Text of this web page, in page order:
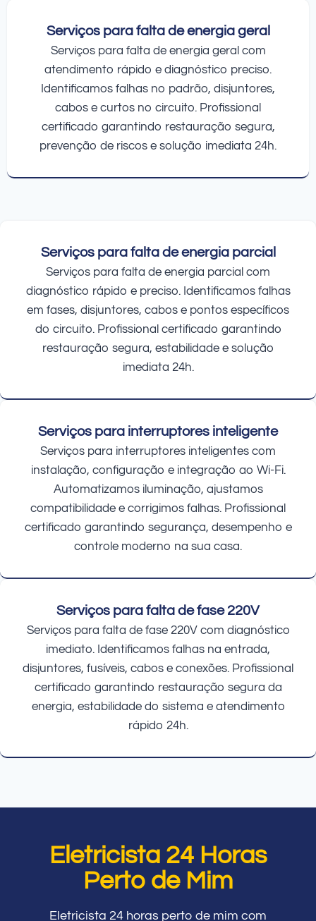
Serviços para falta de energia geral
Serviços para falta de energia geral com
atendimento rápido e diagnóstico preciso.
Identificamos falhas no padrão, disjuntores,
cabos e curtos no circuito. Profissional
certificado garantindo restauração segura,
prevenção de riscos e solução imediata 24h.
Serviços para falta de energia parcial
Serviços para falta de energia parcial com
diagnóstico rápido e preciso. Identificamos falhas
em fases, disjuntores, cabos e pontos específicos
do circuito. Profissional certificado garantindo
restauração segura, estabilidade e solução
imediata 24h.
Serviços para interruptores inteligente
Serviços para interruptores inteligentes com
instalação, configuração e integração ao Wi-Fi.
Automatizamos iluminação, ajustamos
compatibilidade e corrigimos falhas. Profissional
certificado garantindo segurança, desempenho e
controle moderno na sua casa.
Serviços para falta de fase 220V
Serviços para falta de fase 220V com diagnóstico
imediato. Identificamos falhas na entrada,
disjuntores, fusíveis, cabos e conexões. Profissional
certificado garantindo restauração segura da
energia, estabilidade do sistema e atendimento
rápido 24h.
Eletricista 24 Horas
Perto de Mim
Eletricista 24 horas perto de mim com